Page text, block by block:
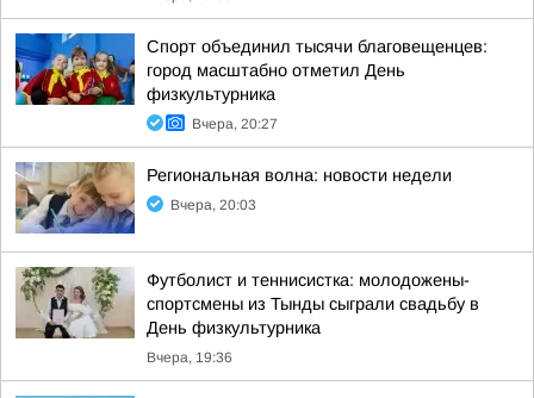
Спорт объединил тысячи благовещенцев:
город масштабно отметил День
физкультурника
Вчера, 20:27
Региональная волна: новости недели
Вчера, 20:03
Футболист и теннисистка: молодожены-
спортсмены из Тынды сыграли свадьбу в
День физкультурника
Вчера, 19:36